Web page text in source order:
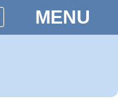
MENU